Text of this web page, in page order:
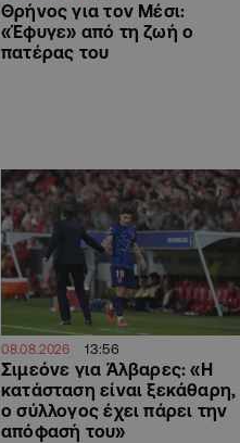
Θρήνος για τον Μέσι:
«Έφυγε» από τη ζωή ο
πατέρας του
08.08.2026 13:56
Σιμεόνε για Άλβαρες: «Η
κατάσταση είναι ξεκάθαρη,
ο σύλλογος έχει πάρει την
απόφασή του»